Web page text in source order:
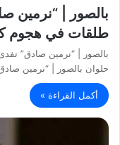
طلقات في هجوم
حلوان بالصور | “نرمين
أكمل القراءة »